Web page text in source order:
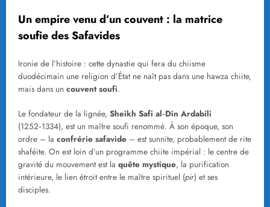
Un empire venu d’un couvent : la matrice
soufie des Safavides
Ironie de l’histoire : cette dynastie qui fera du chiisme
duodécimain une religion d’État ne naît pas dans une hawza chiite,
mais dans un couvent soufi.
Le fondateur de la lignée, Sheikh Safi al‑Din Ardabili
(1252‑1334), est un maître soufi renommé. À son époque, son
ordre – la confrérie safavide – est sunnite, probablement de rite
shaféite. On est loin d’un programme chiite impérial : le centre de
gravité du mouvement est la quête mystique, la purification
intérieure, le lien étroit entre le maître spirituel (pir) et ses
disciples.